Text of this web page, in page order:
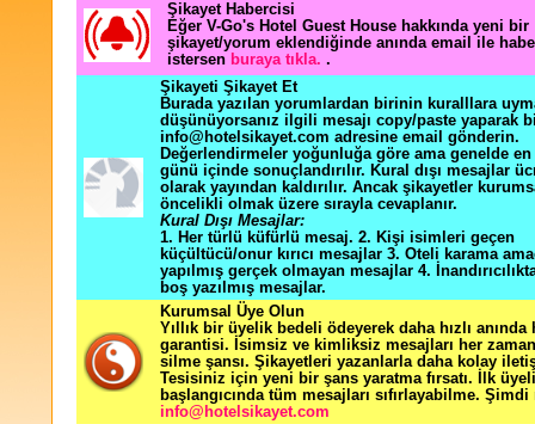
Şikayet Habercisi
Eğer V-Go's Hotel Guest House hakkında yeni bir
şikayet/yorum eklendiğinde anında email ile
istersen buraya tıkla. .
Şikayeti Şikayet Et
Burada yazılan yorumlardan birinin kuralllara
düşünüyorsanız ilgili mesajı copy/paste yaparak
info@hotelsikayet.com adresine email gönderin.
Değerlendirmeler yoğunluğa göre ama genelde
günü içinde sonuçlandırılır. Kural dışı mesajlar
olarak yayından kaldırılır. Ancak şikayetler
öncelikli olmak üzere sırayla cevaplanır.
Kural Dışı Mesajlar:
1. Her türlü küfürlü mesaj. 2. Kişi isimleri geçen
küçültücü/onur kırıcı mesajlar 3. Oteli karama
yapılmış gerçek olmayan mesajlar 4.
boş yazılmış mesajlar.
Kurumsal Üye Olun
Yıllık bir üyelik bedeli ödeyerek daha hızlı
garantisi. İsimsiz ve kimliksiz mesajları her zaman
silme şansı. Şikayetleri yazanlarla daha kolay
Tesisiniz için yeni bir şans yaratma fırsatı. İlk
başlangıcında tüm mesajları sıfırlayabilme. Şimdi
info@hotelsikayet.com